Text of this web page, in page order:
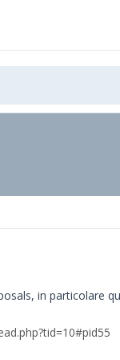
in particolare